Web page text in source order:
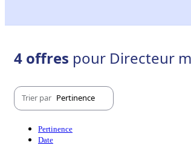
4 offres pour Directeur
Trier par Pertinence
Pertinence
Date